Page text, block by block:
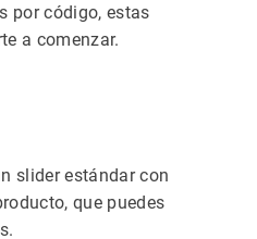
por código, estas
a comenzar.
slider estándar con
que puedes